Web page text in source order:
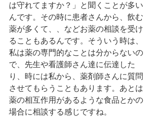
は守れてますか？」と聞くことが多い
んです。その時に患者さんから、飲む
薬が多くて、、などお薬の相談を受け
ることもあるんです。そういう時は、
私は薬の専門的なことは分からないの
で、先生や看護師さん達に伝達した
り、時には私から、薬剤師さんに質問
させてもらうこともあります。あとは
薬の相互作用があるような食品とかの
場合に相談する感じですね。